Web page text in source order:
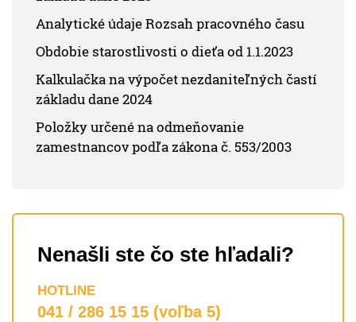
Analytické údaje Rozsah pracovného času
Obdobie starostlivosti o dieťa od 1.1.2023
Kalkulačka na výpočet nezdaniteľných častí
základu dane 2024
Položky určené na odmeňovanie
zamestnancov podľa zákona č. 553/2003
Nenašli ste čo ste hľadali?
HOTLINE
041 / 286 15 15 (voľba 5)